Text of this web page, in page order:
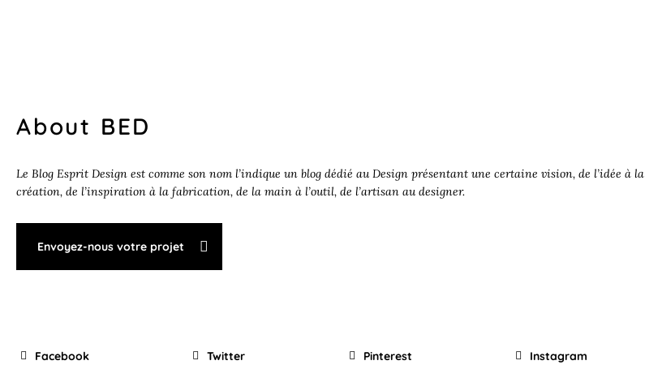
About BED
Le Blog Esprit Design est comme son nom l’indique un blog dédié au Design présentant une certaine vision, de l’idée à la
création, de l’inspiration à la fabrication, de la main à l’outil, de l’artisan au designer.
Envoyez-nous votre projet
Facebook Twitter Pinterest Instagram